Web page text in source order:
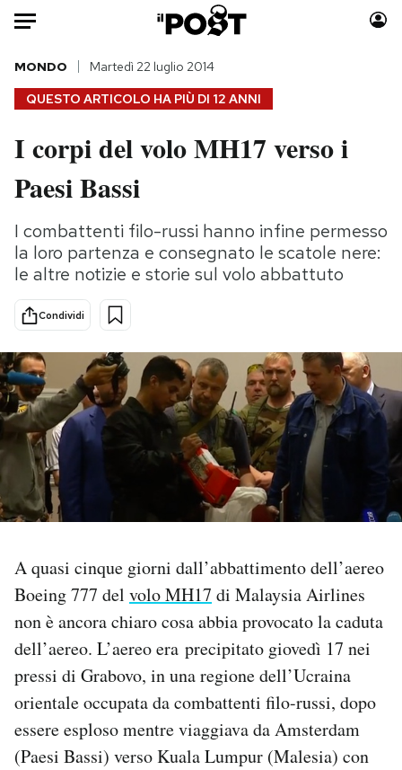
Auto
HOME
Italia
Politica
Tecnologia
Internet
Scienza
Cultura
Economia
Moda
Storie/Idee
Ok Boomer!
Media
Mondiali calcio 2026
PODCAST
NEWSLETTER
SHOP
CALENDARIO
AREA PERSONALE
QUESTO ARTICOLO HA PIÙ DI 12 ANNI
MONDO Martedì 22 luglio 2014
I corpi del volo MH17 verso i
Paesi Bassi
I combattenti filo-russi hanno infine permesso
la loro partenza e consegnato le scatole nere:
le altre notizie e storie sul volo abbattuto
Condividi
A quasi cinque giorni dall’abbattimento dell’aereo
Boeing 777 del volo MH17 di Malaysia Airlines
non è ancora chiaro cosa abbia provocato la caduta
dell’aereo. L’aereo era precipitato giovedì 17 nei
pressi di Grabovo, in una regione dell’Ucraina
orientale occupata da combattenti filo-russi, dopo
essere esploso mentre viaggiava da Amsterdam
(Paesi Bassi) verso Kuala Lumpur (Malesia) con